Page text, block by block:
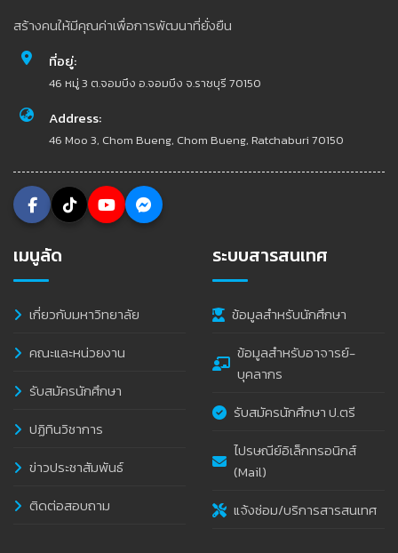
สร้างคนให้มีคุณค่าเพื่อการพัฒนาที่ยั่งยืน
ที่อยู่:
46 หมู่ 3 ต.จอมบึง อ.จอมบึง จ.ราชบุรี 70150
Address:
46 Moo 3, Chom Bueng, Chom Bueng, Ratchaburi 70150
เมนูลัด
เกี่ยวกับมหาวิทยาลัย
คณะและหน่วยงาน
รับสมัครนักศึกษา
ปฏิทินวิชาการ
ข่าวประชาสัมพันธ์
ติดต่อสอบถาม
ระบบสารสนเทศ
ข้อมูลสำหรับนักศึกษา
ข้อมูลสำหรับอาจารย์-
บุคลากร
รับสมัครนักศึกษา ป.ตรี
ไปรษณีย์อิเล็กทรอนิกส์
(Mail)
แจ้งซ่อม/บริการสารสนเทศ